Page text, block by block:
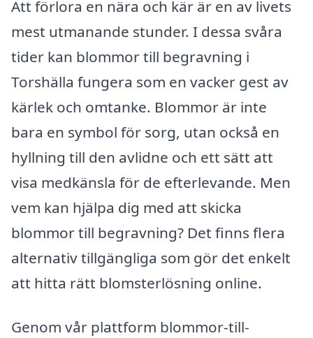
Att förlora en nära och kär är en av livets
mest utmanande stunder. I dessa svåra
tider kan blommor till begravning i
Torshälla fungera som en vacker gest av
kärlek och omtanke. Blommor är inte
bara en symbol för sorg, utan också en
hyllning till den avlidne och ett sätt att
visa medkänsla för de efterlevande. Men
vem kan hjälpa dig med att skicka
blommor till begravning? Det finns flera
alternativ tillgängliga som gör det enkelt
att hitta rätt blomsterlösning online.
Genom vår plattform blommor-till-